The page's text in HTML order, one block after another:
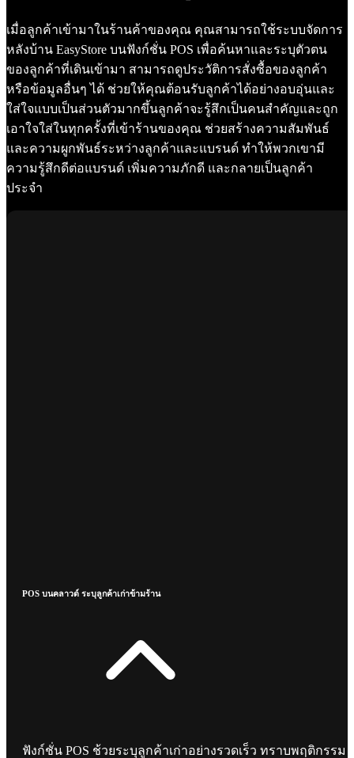
เมื่อลูกค้าเข้ามาในร้านค้าของคุณ คุณสามารถใช้ระบบจัดการ
หลังบ้าน EasyStore บนฟังก์ชั่น POS เพื่อค้นหาและระบุตัวตน
ของลูกค้าที่เดินเข้ามา สามารถดูประวัติการสั่งซื้อของลูกค้า
หรือข้อมูลอื่นๆ ได้ ช่วยให้คุณต้อนรับลูกค้าได้อย่างอบอุ่นและ
ใส่ใจแบบเป็นส่วนตัวมากขึ้นลูกค้าจะรู้สึกเป็นคนสำคัญและถูก
เอาใจใส่ในทุกครั้งที่เข้าร้านของคุณ ช่วยสร้างความสัมพันธ์
และความผูกพันธ์ระหว่างลูกค้าและแบรนด์ ทำให้พวกเขามี
ความรู้สึกดีต่อแบรนด์ เพิ่มความภักดี และกลายเป็นลูกค้า
ประจำ
POS บนคลาวด์ ระบุลูกค้าเก่าข้ามร้าน
ฟังก์ชั่น POS ช้วยระบุลูกค้าเก่าอย่างรวดเร็ว ทราบพฤติกรรม